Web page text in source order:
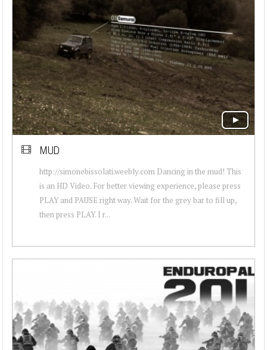
MUD
http://simonebissolati.weebly.com Dancing in the mud! This
is an HD Video. For better viewing experience, please press
PLAY and PAUSE right way. Wait for the grey bar to fill up,
then press PLAY. I r...